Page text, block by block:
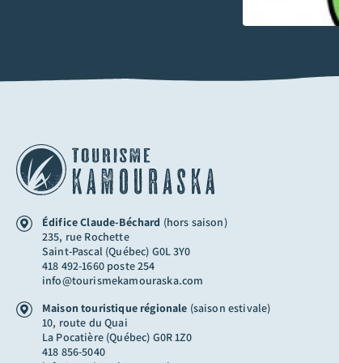
Édifice Claude-Béchard (hors saison)
235, rue Rochette
Saint-Pascal (Québec) G0L 3Y0
418 492-1660 poste 254
info@tourismekamouraska.com
Maison touristique régionale (saison estivale)
10, route du Quai
La Pocatière (Québec) G0R 1Z0
418 856-5040